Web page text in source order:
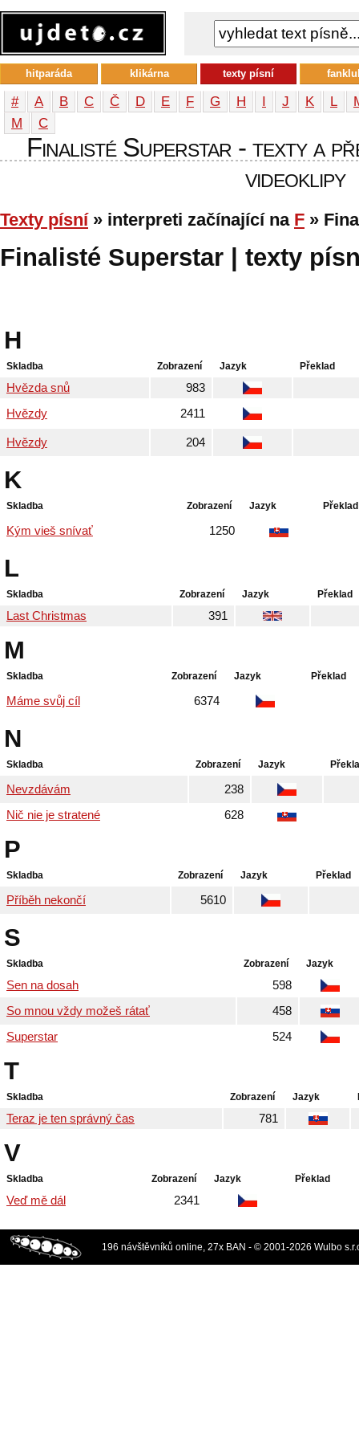
# A B C Č D E F G H I J K L
М
С
Finalisté Superstar - texty a
videoklipy
Texty písní» interpreti začínající na F »
Finalisté Superstar | texty
H
Skladba Zobrazení Jazyk Překlad
Hvězda snů
983
Hvězdy
2411
Hvězdy 204
K
Skladba Zobrazení Jazyk Překlad
Kým vieš snívať 1250
L
Skladba Zobrazení Jazyk Překlad
Last Christmas 391
M
Skladba Zobrazení Jazyk Překlad
Máme svůj cíl 6374
N
Skladba Zobrazení Jazyk
Nevzdávám
238
Nič nie je stratené
628
P
Skladba Zobrazení Jazyk Překlad
Příběh nekončí 5610
S
Skladba Zobrazení Jazyk
Sen na dosah
598
So mnou vždy možeš rátať
458
Superstar
524
T
Skladba Zobrazení Jazyk
Teraz je ten správný čas 781
V
Skladba Zobrazení Jazyk Překlad
Veď mě dál 2341
hitparáda klikárna texty písní
196 návštěvníků online, 27x BAN - © 2001-2026 Wulbo